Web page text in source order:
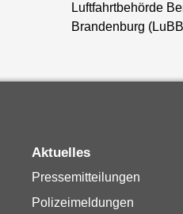
Luftfahrtbehörde
Brandenburg
Aktuelles
Pressemitteilungen
Polizeimeldungen